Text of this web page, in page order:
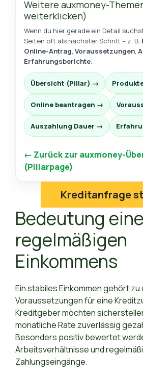
Weitere auxmoney-
weiterklicken)
Wenn du hier gerade ein Detail
Seiten oft als nächster Schritt – z. B.
Online-Antrag, Voraussetzungen,
Erfahrungsberichte.
Übersicht (Pillar) →
Online beantragen →
Auszahlung Dauer →
← Zurück zur auxmoney-
(Pillarpage)
Kreditanfrage
Bedeutung
regelmäßigen
Einkommens
Ein stabiles Einkommen gehört
Voraussetzungen für eine
Kreditgeber möchten
monatliche Rate zuverlässig
Besonders positiv bewertet
Arbeitsverhältnisse und
Zahlungseingänge.